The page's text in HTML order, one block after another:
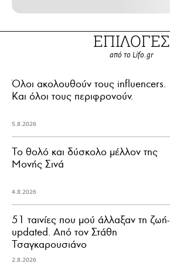
ΕΠΙΛΟΓΕΣ
από το Lifo.gr
Όλοι ακολουθούν τους influencers.
Και όλοι τους περιφρονούν.
5.8.2026
Το θολό και δύσκολο μέλλον της
Μονής Σινά
4.8.2026
51 ταινίες που μού άλλαξαν τη ζωή-
updated. Aπό τον Στάθη
Τσαγκαρουσιάνο
2.8.2026